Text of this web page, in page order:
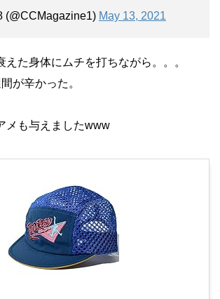
May 13, 2021
えた身体にムチを打ちながら。。。
が辛かった。
メも与えましたwww